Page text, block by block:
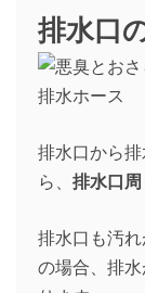
排水口
排水口から
ら、 排水口周
排水口も汚
の場合、排